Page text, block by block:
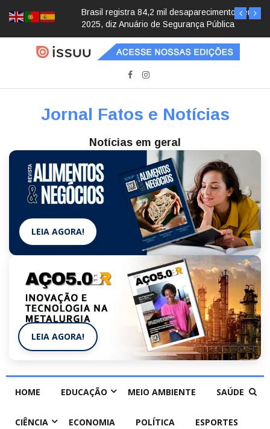
Brasil registra 84,2 mil desaparecimentos em
2025, diz Anuário de Segurança Pública
Jornal Fatos e Notícias
Notícias em geral
LEIA AGORA!
LEIA AGORA!
HOME EDUCAÇÃO MEIO AMBIENTE SAÚDE
CIÊNCIA ECONOMIA POLÍTICA ESPORTES